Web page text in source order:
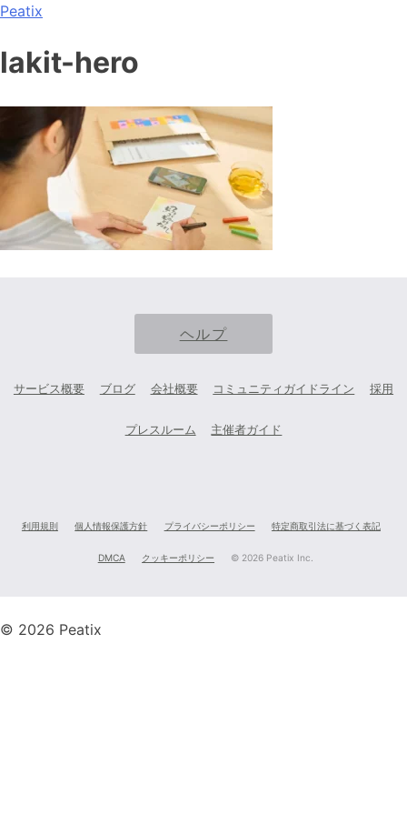
Peatix
lakit-hero
ヘルプ
サービス概要 ブログ 会社概要 コミュニティガイドライン 採用
プレスルーム 主催者ガイド
利用規則 個人情報保護方針 プライバシーポリシー 特定商取引法に基づく表記
DMCA クッキーポリシー © 2026 Peatix Inc.
© 2026 Peatix